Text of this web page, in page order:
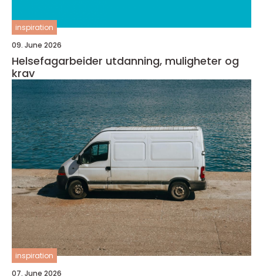
inspiration
09. June 2026
Helsefagarbeider utdanning, muligheter og
krav
inspiration
07. June 2026